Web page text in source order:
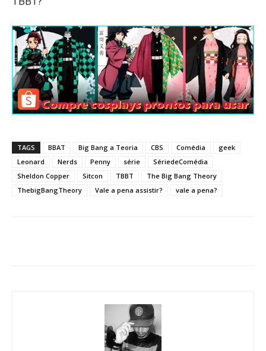
TAGS BBAT Big Bang a Teoria CBS Comédia
geek
Leonard
Nerds Penny série
SériedeComédia
Sheldon Copper
Sitcon TBBT
The Big Bang Theory
ThebigBangTheory
Vale a pena assistir? vale a pena?